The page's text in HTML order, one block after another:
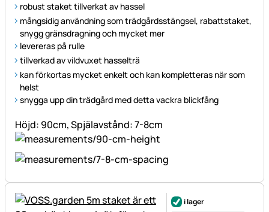
robust staket tillverkat av hassel
mångsidig användning som trädgårdsstängsel, rabattstaket,
snygg gränsdragning och mycket mer
levereras på rulle
tillverkad av vildvuxet hasselträ
kan förkortas mycket enkelt och kan kompletteras när som
helst
snygga upp din trädgård med detta vackra blickfång
Höjd: 90cm, Spjälavstånd: 7-8cm
i lager